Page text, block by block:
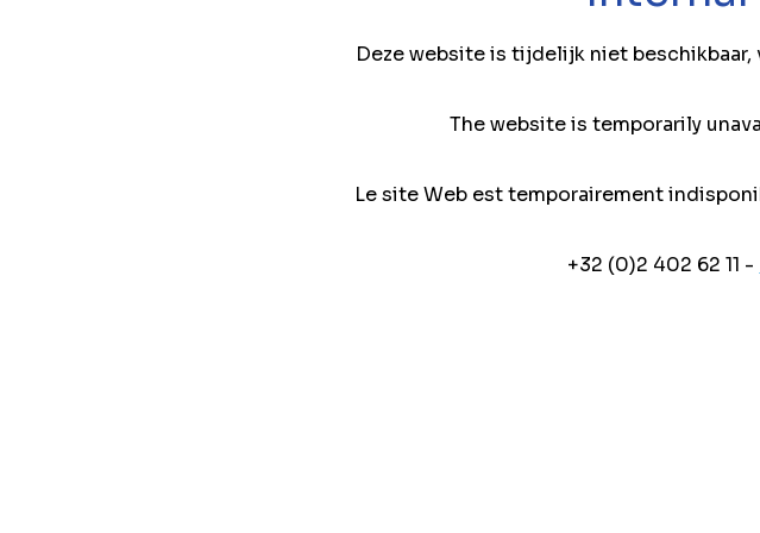
Deze website is tijdelijk niet
The website is temporarily
Le site Web est temporairement
+32 (0)2 402 62 11 -